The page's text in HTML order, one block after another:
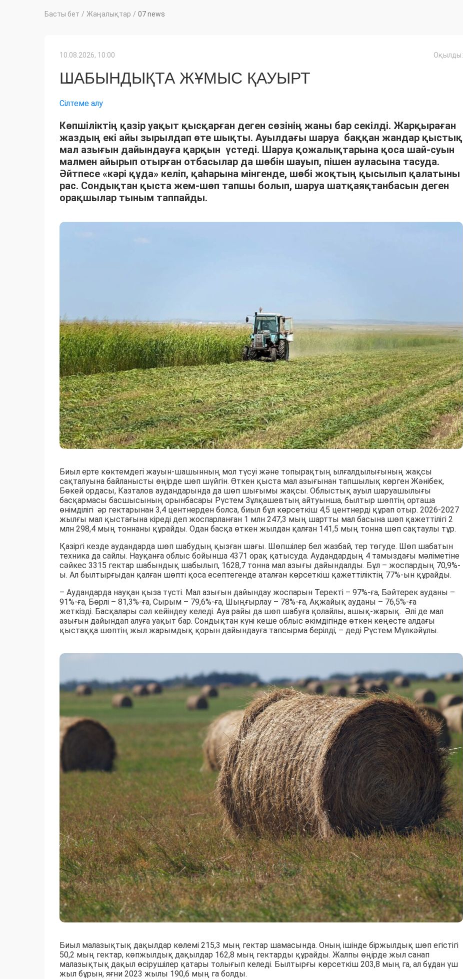
Басты бет / Жаңалықтар / 07 news
10.08.2026, 10:00 Оқылды:
ШАБЫНДЫҚТА ЖҰМЫС ҚАУЫРТ
Сілтеме алу
Көпшіліктің қазір уақыт қысқарған деген сөзінің жаны бар секілді. Жарқыраған
жаздың екі айы зырылдап өте шықты. Ауылдағы шаруа баққан жандар қыстық
мал азығын дайындауға қарқын үстеді. Шаруа қожалықтарына қоса шай-суын
малмен айырып отырған отбасылар да шөбін шауып, пішен ауласына тасуда.
Әйтпесе «кәрі құда» келіп, қаһарына мінгенде, шөбі жоқтың қысылып қалатыны
рас. Сондықтан қыста жем-шөп тапшы болып, шаруа шатқаяқтанбасын деген
орақшылар тыным таппайды.
Биыл ерте көктемдегі жауын-шашынның мол түсуі және топырақтың ылғалдылығының жақсы
сақталуына байланысты өңірде шөп шүйгін. Өткен қыста мал азығынан тапшылық көрген Жәнібек,
Бөкей ордасы, Казталов аудандарында да шөп шығымы жақсы. Облыстық ауыл шаруашылығы
басқармасы басшысының орынбасары Рүстем Зұлқашевтың айтуынша, былтыр шөптің орташа
өнімділігі әр гектарынан 3,4 центнерден болса, биыл бұл көрсеткіш 4,5 центнерді құрап отыр. 2026-2027
жылғы мал қыстағына кіреді деп жоспарланған 1 млн 247,3 мың шартты мал басына шөп қажеттілігі 2
млн 298,4 мың тоннаны құрайды. Одан басқа өткен жылдан қалған 141,5 мың тонна шөп сақтаулы тұр.
Қазіргі кезде аудандарда шөп шабудың қызған шағы. Шөпшілер бел жазбай, тер төгуде. Шөп шабатын
техника да сайлы. Науқанға облыс бойынша 4371 орақ қатысуда. Аудандардың 4 тамыздағы мәліметіне
сәйкес 3315 гектар шабындық шабылып, 1628,7 тонна мал азығы дайындалды. Бұл – жоспардың 70,9%-
ы. Ал былтырғыдан қалған шөпті қоса есептегенде аталған көрсеткіш қажеттіліктің 77%-ын құрайды.
– Аудандарда науқан қыза түсті. Мал азығын дайындау жоспарын Теректі – 97%-ға, Бәйтерек ауданы –
91%-ға, Бөрлі – 81,3%-ға, Сырым – 79,6%-ға, Шыңғырлау – 78%-ға, Ақжайық ауданы – 76,5%-ға
жеткізді. Басқалары сәл кейіндеу келеді. Ауа райы да шөп шабуға қолайлы, ашық-жарық. Әлі де мал
азығын дайындап алуға уақыт бар. Сондықтан күні кеше облыс әкімдігінде өткен кеңесте алдағы
қыстаққа шөптің жыл жарымдық қорын дайындауға тапсырма берілді, – деді Рүстем Мүлкәйұлы.
Биыл малазықтық дақылдар көлемі 215,3 мың гектар шамасында. Оның ішінде біржылдық шөп егістігі
50,2 мың гектар, көпжылдық дақылдар 162,8 мың гектарды құрайды. Жалпы өңірде жыл санап
малазықтық дақыл өсірушілер қатары толығып келеді. Былтырғы көрсеткіш 203,8 мың га, ал бұдан үш
жыл бұрын, яғни 2023 жылы 190,6 мың га болды.